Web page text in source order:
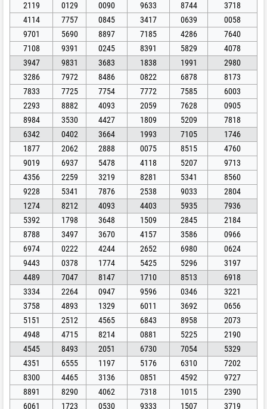
2119
0129 0090 9633 8744
3718
4114
7757 0845 3417 0639
0058
9701
5690 8897 7185 4286
7640
7108
9391 0245 8391 5829
4078
3947
9831 3683 1838 1991
2980
3286
7972 8486 0822 6878
8173
7833
7725 7754 7772 7585
6003
2293
8882 4093 2059 7628
0905
8984
3530 4427 1809 5209
7818
6342
0402 3664 1993 7105
1746
1877
2062 2888 0075 8515
4760
9019
6937 5478 4118 5207
9713
4356
2259 3219 8281 5341
8560
9228
5341 7876 2538 9033
2804
1274
8212 4093 4403 5935
7936
5392
1798 3648 1509 2845
2184
8788
3497 3670 4157 3586
0966
6974
0222 4244 2652 6980
0624
9443
0378 1774 5425 5296
3197
4489
7047 8147 1710 8513
6918
3334
2264 0947 9596 0346
3221
3758
4893 1329 6011 3692
0656
5151
2512 4565 6843 8958
2073
4948
4715 8214 0881 5225
2190
4545
8493 2051 6730 7054
5329
4351
6555 1197 5176 6310
7202
8300
4465 3136 0851 4592
9727
8891
8290 4062 7318 1015
2390
6061
1723 0530 9333 1507 3719